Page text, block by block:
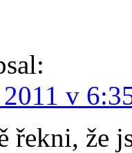
v
řekni,